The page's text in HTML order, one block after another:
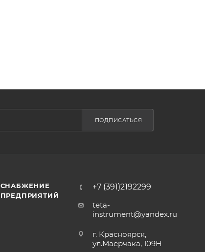
ПОДПИСАТЬСЯ
СНАБЖЕНИЕ
ПРЕДПРИЯТИЙ
+7 (391)2192299
teta-
instrument@yandex.ru
г. Красноярск,
ул.Маерчака, 109Н